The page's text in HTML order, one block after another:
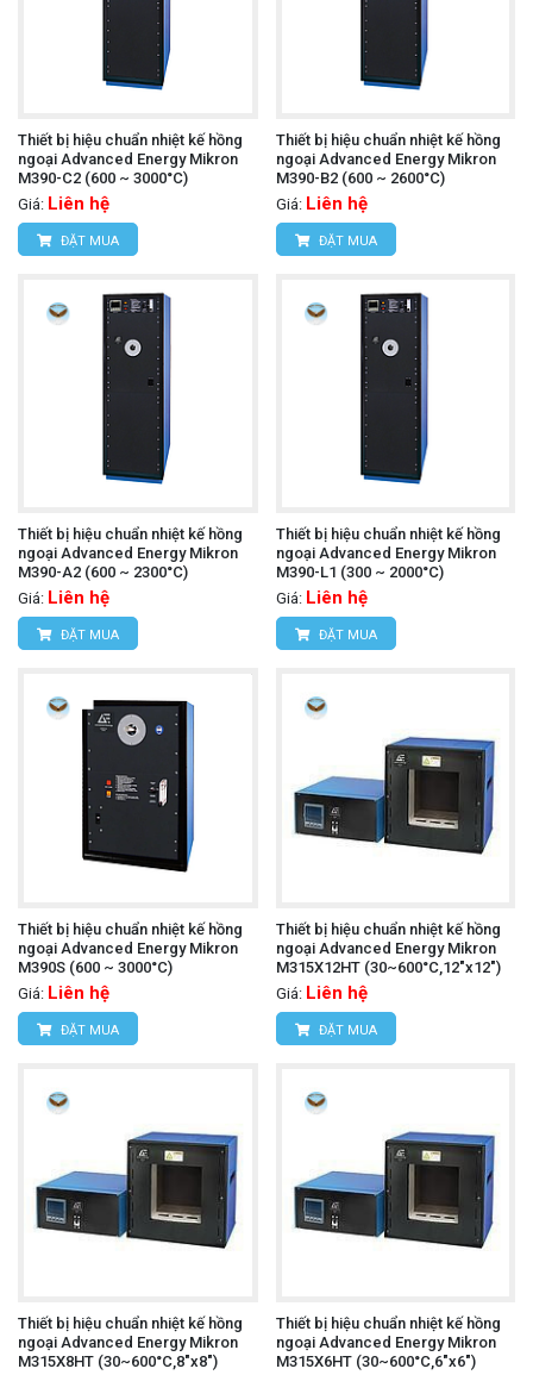
Thiết bị hiệu chuẩn nhiệt kế hồng
ngoại Advanced Energy Mikron
M390-C2 (600 ~ 3000°C)
Giá: Liên hệ
ĐẶT MUA
Thiết bị hiệu chuẩn nhiệt kế hồng
ngoại Advanced Energy Mikron
M390-B2 (600 ~ 2600°C)
Giá: Liên hệ
ĐẶT MUA
Thiết bị hiệu chuẩn nhiệt kế hồng
ngoại Advanced Energy Mikron
M390-A2 (600 ~ 2300°C)
Giá: Liên hệ
ĐẶT MUA
Thiết bị hiệu chuẩn nhiệt kế hồng
ngoại Advanced Energy Mikron
M390-L1 (300 ~ 2000°C)
Giá: Liên hệ
ĐẶT MUA
Thiết bị hiệu chuẩn nhiệt kế hồng
ngoại Advanced Energy Mikron
M390S (600 ~ 3000°C)
Giá: Liên hệ
ĐẶT MUA
Thiết bị hiệu chuẩn nhiệt kế hồng
ngoại Advanced Energy Mikron
M315X12HT (30~600°C,12"x12")
Giá: Liên hệ
ĐẶT MUA
Thiết bị hiệu chuẩn nhiệt kế hồng
ngoại Advanced Energy Mikron
M315X8HT (30~600°C,8"x8")
Thiết bị hiệu chuẩn nhiệt kế hồng
ngoại Advanced Energy Mikron
M315X6HT (30~600°C,6"x6")